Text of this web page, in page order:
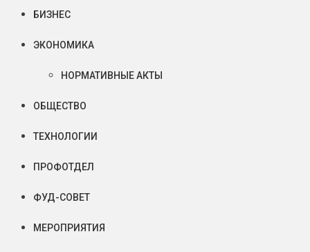
БИЗНЕС
ЭКОНОМИКА
НОРМАТИВНЫЕ АКТЫ
ОБЩЕСТВО
ТЕХНОЛОГИИ
ПРОФОТДЕЛ
ФУД-СОВЕТ
МЕРОПРИЯТИЯ